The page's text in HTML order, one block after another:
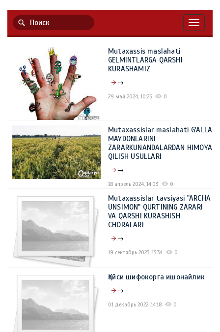
Mutaxassis maslahati
GELMINTLARGA QARSHI
KURASHAMIZ
→
29 май 2024, 10:25 0
Mutaxassislar maslahati G'ALLA
MAYDONLARINI
ZARARKUNANDALARDAN HIMOYA
QILISH USULLARI
→
18 апрель 2024, 14:03 0
Mutaxassislar tavsiyasi "ARCHA
UNSIMON" QURTINING ZARARI
VA QARSHI KURASHISH
CHORALARI
→
19 сентябрь 2023, 13:34 0
Қайси шифокорга ишонайлик
→
01 декабрь 2022, 14:18 0